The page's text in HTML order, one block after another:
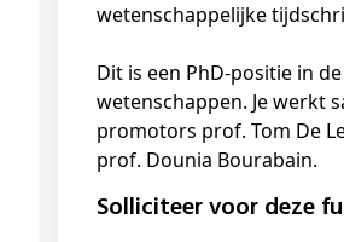
wetenschappelijke
Dit is een PhD-positie in
wetenschappen. Je werkt
promotors prof. Tom De
prof. Dounia Bourabain.
Solliciteer voor deze